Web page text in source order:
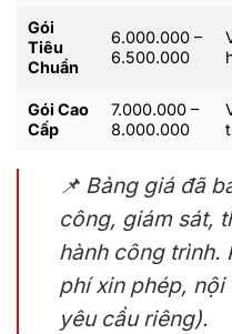
Gói
Tiêu
Chuẩn
6.000.000 –
6.500.000
Gói Cao
Cấp
7.000.000 –
8.000.000
📌 Bảng giá đã
công, giám sát,
hành công trình.
phí xin phép,
yêu cầu riêng).